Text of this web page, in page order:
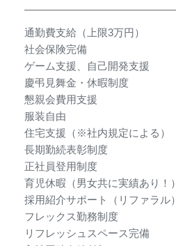
通勤費支給（上限3万円）
社会保険完備
ゲーム支援、自己開発支援
慶弔見舞金・休暇制度
懇親会費用支援
服装自由
住宅支援（※社内規定による）
長期勤続表彰制度
正社員登用制度
育児休暇（男女共に実績あり！）
採用紹介サポート（リファラル）
フレックス勤務制度
リフレッシュスペース完備